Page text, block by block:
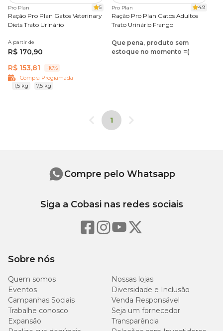
Pro Plan 5
Ração Pro Plan Gatos Veterinary
Diets Trato Urinário
A partir de
R$ 170,90
R$ 153,81
-10%
Compra Programada
1,5 kg
7,5 kg
Pro Plan 4.9
Ração Pro Plan Gatos Adultos
Trato Urinário Frango
Que pena, produto sem
estoque no momento =(
1
Sobre nós
Quem somos
Nossas lojas
Eventos
Diversidade e Inclusão
Campanhas Sociais
Venda Responsável
Trabalhe conosco
Seja um fornecedor
Expansão
Transparência
Compre pelo Whatsapp
Siga a Cobasi nas redes sociais